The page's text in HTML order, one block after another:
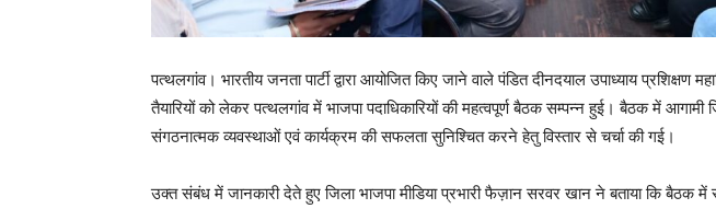
पत्थलगांव। भारतीय जनता पार्टी द्वारा आयोजित किए जाने वाले पंडित दीनदयाल उपाध्याय प्रशिक्षण
तैयारियों को लेकर पत्थलगांव में भाजपा पदाधिकारियों की महत्वपूर्ण बैठक सम्पन्न हुई। बैठक में आगामी
संगठनात्मक व्यवस्थाओं एवं कार्यक्रम की सफलता सुनिश्चित करने हेतु विस्तार से चर्चा की गई।
उक्त संबंध में जानकारी देते हुए जिला भाजपा मीडिया प्रभारी फैज़ान सरवर खान ने बताया कि बैठक